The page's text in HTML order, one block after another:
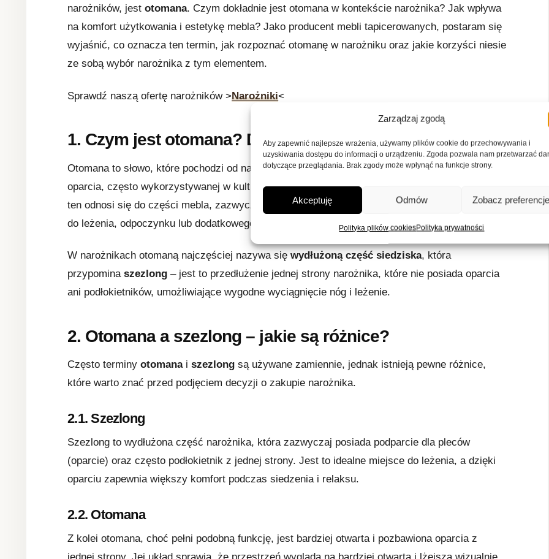
Zarządzaj zgodą
Aby zapewnić najlepsze wrażenia, używamy plików cookie do przechowywania i
uzyskiwania dostępu do informacji o urządzeniu. Zgoda pozwala nam przetwarzać
dotyczące przeglądania. Brak zgody może wpłynąć na funkcje strony.
Akceptuję Odmów Zobacz preferencje
Polityka plików cookiesPolityka prywatności
narożników, jestotomana. Czym dokładnie jest otomana w kontekście narożnika? Jak wpływa
na komfort użytkowania i estetykę mebla? Jako producent mebli tapicerowanych, postaram się
wyjaśnić, co oznacza ten termin, jak rozpoznać otomanę w narożniku oraz jakie korzyści niesie
ze sobą wybór narożnika z tym elementem.
Sprawdź naszą ofertę narożników >Narożniki<
1. Czym jest otomana? Definicja i pochodzenie
Otomana to słowo, które pochodzi od nazwy tureckiego mebla – niskiej, szerokiej sofy, bez
oparcia, często wykorzystywanej w kulturze osmańskiej do wypoczynku. Współcześnie termin
ten odnosi się do części mebla, zazwyczaj narożnika, która pełni funkcję wygodnego miejsca
do leżenia, odpoczynku lub dodatkowego siedziska.
W narożnikach otomaną najczęściej nazywa sięwydłużoną część siedziska, która
przypominaszezlong – jest to przedłużenie jednej strony narożnika, które nie posiada oparcia
ani podłokietników, umożliwiające wygodne wyciągnięcie nóg i leżenie.
2. Otomana a szezlong – jakie są różnice?
Często terminyotomanaiszezlong są używane zamiennie, jednak istnieją pewne różnice,
które warto znać przed podjęciem decyzji o zakupie narożnika.
2.1. Szezlong
Szezlong to wydłużona część narożnika, która zazwyczaj posiada podparcie dla pleców
(oparcie) oraz często podłokietnik z jednej strony. Jest to idealne miejsce do leżenia, a dzięki
oparciu zapewnia większy komfort podczas siedzenia i relaksu.
2.2. Otomana
Z kolei otomana, choć pełni podobną funkcję, jest bardziej otwarta i pozbawiona oparcia z